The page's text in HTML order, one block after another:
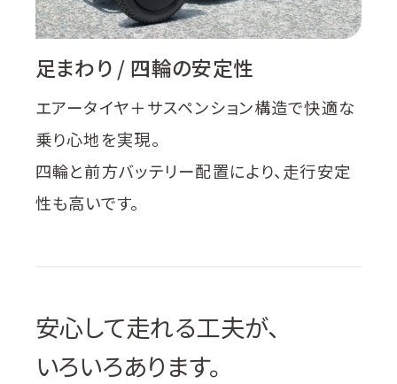
足まわり / 四輪の安定性
エアータイヤ＋サスペンション構造で快適な
乗り心地を実現。
四輪と前方バッテリー配置により、走行安定
性も高いです。
安心して走れる工夫が、
いろいろあります。